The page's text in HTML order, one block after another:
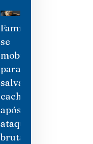
Família
se
mobiliza
para
salvar
cachorro
após
ataque
brutal